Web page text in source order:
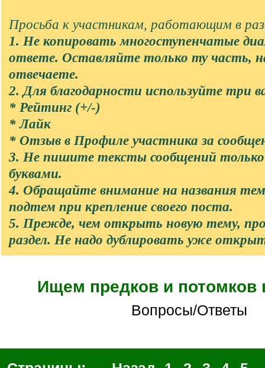
]
Просьба к участникам, работающим в
1. Не копировать многоступенчатые
ответе. Оставляйте только ту часть,
отвечаете.
2. Для благодарности используйте три
* Рейтинг (+/-)
* Лайк
* Отзыв в Профиле участника за
3. Не пишите тексты сообщений
буквами.
4. Обращайте внимание на названия
подтем при крепление своего поста.
5. Прежде, чем открыть новую тему,
раздел. Не надо дублировать уже
Ищем предков и потомков
Вопросы/Ответы